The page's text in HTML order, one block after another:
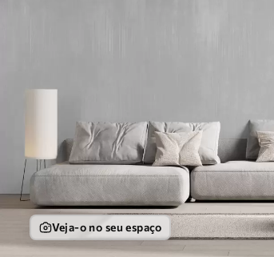
Veja-o no seu espaço